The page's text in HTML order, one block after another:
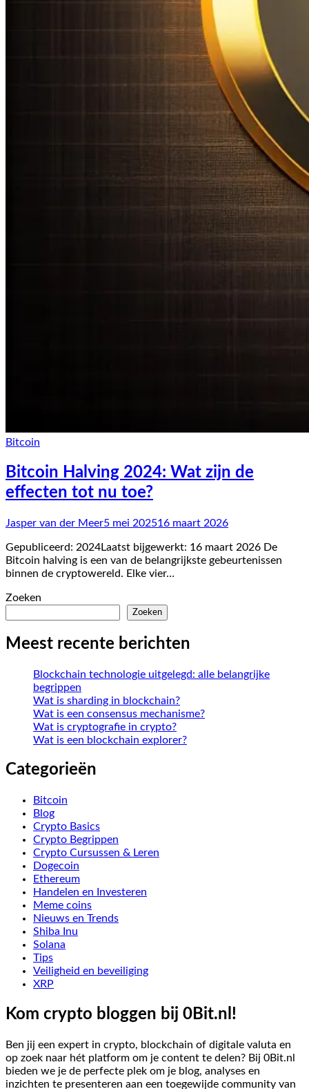
Bitcoin
Bitcoin Halving 2024: Wat zijn de
effecten tot nu toe?
Jasper van der Meer5 mei 202516 maart 2026
Gepubliceerd: 2024Laatst bijgewerkt: 16 maart 2026 De
Bitcoin halving is een van de belangrijkste gebeurtenissen
binnen de cryptowereld. Elke vier…
Zoeken
Zoeken
Meest recente berichten
Blockchain technologie uitgelegd: alle belangrijke
begrippen
Wat is sharding in blockchain?
Wat is een consensus mechanisme?
Wat is cryptografie in crypto?
Wat is een blockchain explorer?
Categorieën
Bitcoin
Blog
Crypto Basics
Crypto Begrippen
Crypto Cursussen & Leren
Dogecoin
Ethereum
Handelen en Investeren
Meme coins
Nieuws en Trends
Shiba Inu
Solana
Tips
Veiligheid en beveiliging
XRP
Kom crypto bloggen bij 0Bit.nl!
Ben jij een expert in crypto, blockchain of digitale valuta en
op zoek naar hét platform om je content te delen? Bij 0Bit.nl
bieden we je de perfecte plek om je blog, analyses en
inzichten te presenteren aan een toegewijde community van